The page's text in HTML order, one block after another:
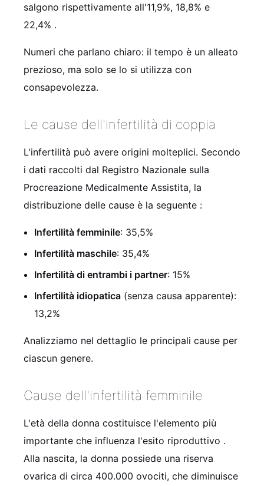
salgono rispettivamente all'11,9%, 18,8% e
22,4% .
Numeri che parlano chiaro: il tempo è un alleato
prezioso, ma solo se lo si utilizza con
consapevolezza.
Le cause dell'infertilità di coppia
L'infertilità può avere origini molteplici. Secondo
i dati raccolti dal Registro Nazionale sulla
Procreazione Medicalmente Assistita, la
distribuzione delle cause è la seguente :
Infertilità femminile: 35,5%
Infertilità maschile: 35,4%
Infertilità di entrambi i partner: 15%
Infertilità idiopatica (senza causa apparente):
13,2%
Analizziamo nel dettaglio le principali cause per
ciascun genere.
Cause dell'infertilità femminile
L'età della donna costituisce l'elemento più
importante che influenza l'esito riproduttivo .
Alla nascita, la donna possiede una riserva
ovarica di circa 400.000 ovociti, che diminuisce